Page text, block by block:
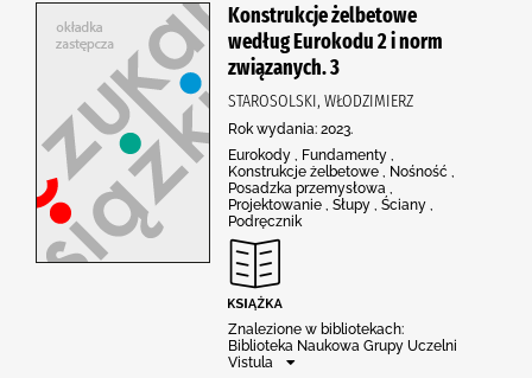
Konstrukcje żelbetowe
według Eurokodu 2 i norm
związanych. 3
STAROSOLSKI, WŁODZIMIERZ
Rok wydania: 2023.
Eurokody , Fundamenty ,
Konstrukcje żelbetowe , Nośność ,
Posadzka przemysłowa ,
Projektowanie , Słupy , Ściany ,
Podręcznik
Znalezione w bibliotekach:
Biblioteka Naukowa Grupy Uczelni
Vistula